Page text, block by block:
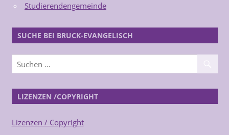
Studierendengemeinde
SUCHE BEI BRUCK-EVANGELISCH
LIZENZEN /COPYRIGHT
Lizenzen / Copyright